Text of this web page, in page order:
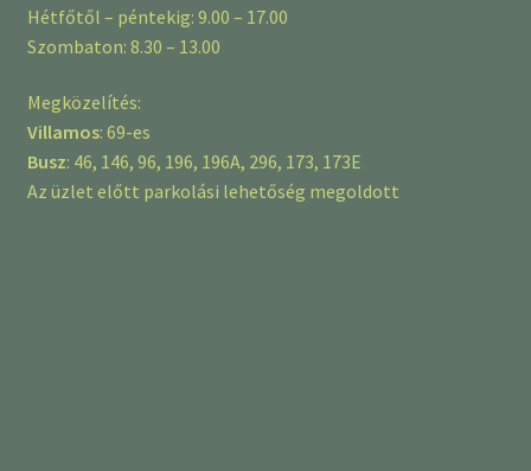
Hétfőtől – péntekig: 9.00 – 17.00
Szombaton: 8.30 – 13.00
Megközelítés:
Villamos: 69-es
Busz: 46, 146, 96, 196, 196A, 296, 173, 173E
Az üzlet előtt parkolási lehetőség megoldott